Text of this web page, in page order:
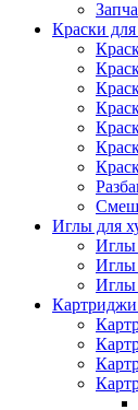
Краски
Иглы для
Иглы
Иглы
Иглы
Картриджи